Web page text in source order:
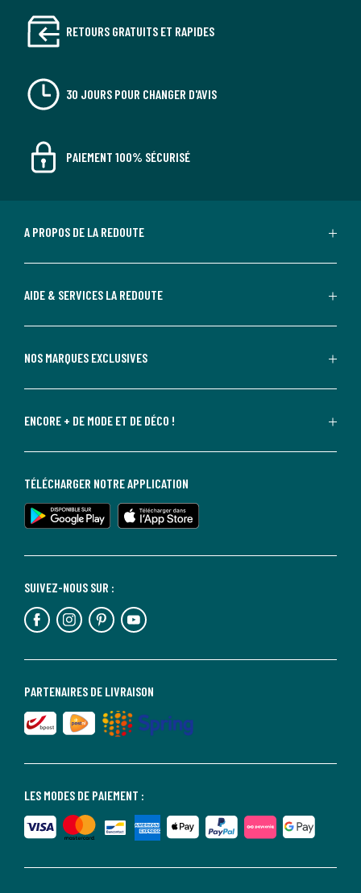
RETOURS GRATUITS ET RAPIDES
30 JOURS POUR CHANGER D'AVIS
PAIEMENT 100% SÉCURISÉ
A PROPOS DE LA REDOUTE
AIDE & SERVICES LA REDOUTE
NOS MARQUES EXCLUSIVES
ENCORE + DE MODE ET DE DÉCO !
LES MODES DE PAIEMENT :
PARTENAIRES DE LIVRAISON
SUIVEZ-NOUS SUR :
TÉLÉCHARGER NOTRE APPLICATION